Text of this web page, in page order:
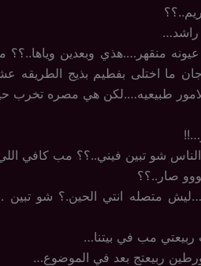
منقهر….هذي وبعدين
جان ما اختلى بفطيم بذيج الطريقه
طبيعيه….لكن هي مصره تخرب
شو تبين فيني..؟؟ مب كافي
صار..؟؟
متصله انتي الحين.؟ شو تبين
ربيعتي مب في بيتنا…
ربيعتج بعد في الموضوع…